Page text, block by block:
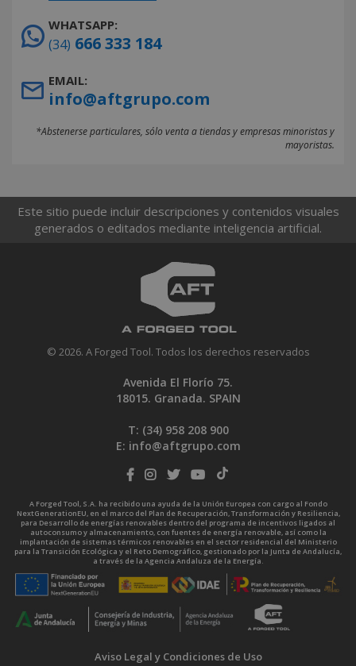
WHATSAPP:
(34) 666 333 184
EMAIL:
info@aftgrupo.com
*Abstenerse particulares, sólo venta a tiendas y empresas minoristas y
mayoristas.
Este sitio puede incluir descripciones y contenidos visuales
generados o editados mediante inteligencia artificial.
© 2026. A Forged Tool. Todos los derechos reservados
Avenida El Florío 75.
18015. Granada. SPAIN
T: (34) 958 208 900
E: info@aftgrupo.com
A Forged Tool, S.A. ha recibido una ayuda de la Unión Europea con cargo al Fondo
NextGenerationEU, en el marco del Plan de Recuperación, Transformación y Resiliencia,
para Desarrollo de energías renovables dentro del programa de incentivos ligados al
autoconsumo y almacenamiento, con fuentes de energía renovable, así como la
implantación de sistemas térmicos renovables en el sector residencial del Ministerio
para la Transición Ecológica y el Reto Demográfico, gestionado por la Junta de Andalucía,
a través de la Agencia Andaluza de la Energía.
Aviso Legal y Condiciones de Uso